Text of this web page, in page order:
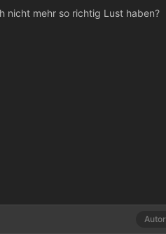
nicht mehr so richtig Lust haben?
Autor